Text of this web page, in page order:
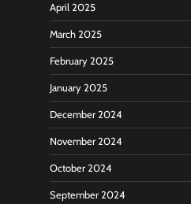
April 2025
March 2025
February 2025
January 2025
December 2024
November 2024
October 2024
September 2024